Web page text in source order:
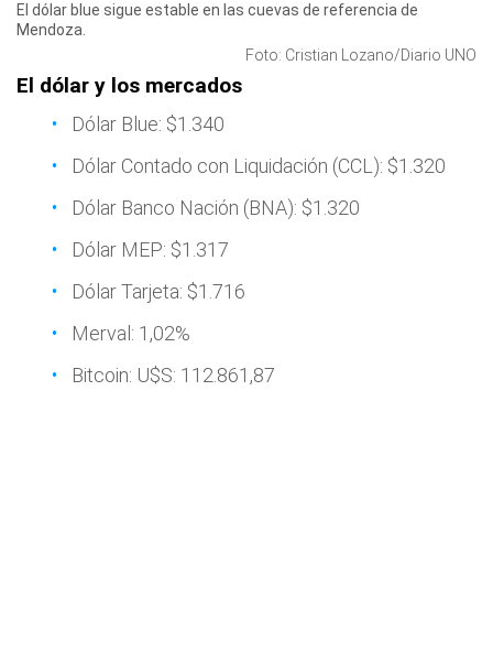
El dólar blue sigue estable en las cuevas de referencia de
Mendoza.
Foto: Cristian Lozano/Diario UNO
El dólar y los mercados
Dólar Blue: $1.340
Dólar Contado con Liquidación (CCL): $1.320
Dólar Banco Nación (BNA): $1.320
Dólar MEP: $1.317
Dólar Tarjeta: $1.716
Merval: 1,02%
Bitcoin: U$S: 112.861,87